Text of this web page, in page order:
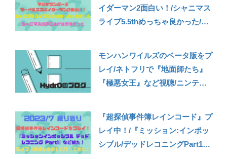
イダーマン2面白い！/シャニマス
ライブ5.5thめっちゃ良かった/シ
モンハンワイルズのベータ版をプ
レイ/ネトフリで『地面師たち』
『極悪女王』など視聴/ニンテン
『超探偵事件簿レインコード』プ
レイ中！/『ミッション:インポッ
シブル/デッドレコニングPart1』